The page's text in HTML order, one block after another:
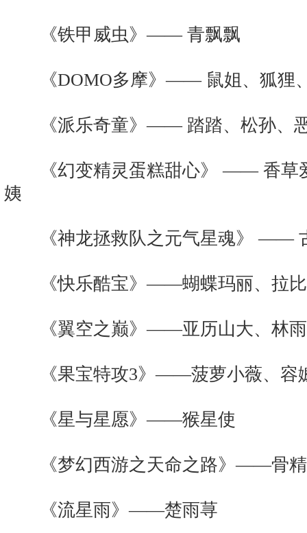
《铁甲威虫》—— 青飘飘
《DOMO多摩》—— 鼠姐、狐狸
《派乐奇童》—— 踏踏、松孙、恶
《幻变精灵蛋糕甜心》 —— 香草
姨
《神龙拯救队之元气星魂》 ——
《快乐酷宝》——蝴蝶玛丽、拉比
《翼空之巅》——亚历山大、林雨
《果宝特攻3》——菠萝小薇、容
《星与星愿》——猴星使
《梦幻西游之天命之路》——骨
《流星雨》——楚雨荨